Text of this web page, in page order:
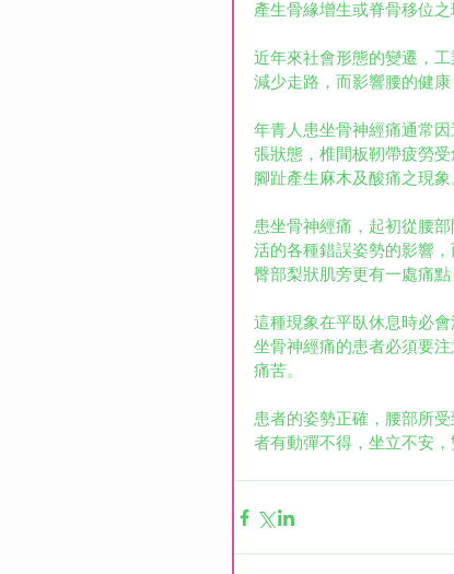
產生骨緣增生或脊骨移位
近年來社會形態的變遷，
減少走路，而影響腰的健
年青人患坐骨神經痛通常
張狀態，椎間板靭帶疲勞
腳趾產生麻木及酸痛之現象
患坐骨神經痛，起初從腰
活的各種錯誤姿勢的影響
臀部梨狀肌旁更有一處痛點
這種現象在平臥休息時必
坐骨神經痛的患者必須要
痛苦。
患者的姿勢正確，腰部所
者有動彈不得，坐立不安